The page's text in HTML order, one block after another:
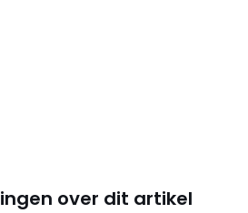
over dit artikel